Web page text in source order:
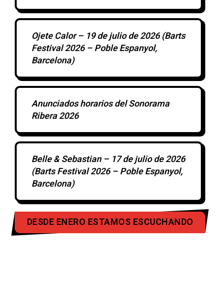
Ojete Calor – 19 de julio de 2026 (Barts
Festival 2026 – Poble Espanyol,
Barcelona)
Anunciados horarios del Sonorama
Ribera 2026
Belle & Sebastian – 17 de julio de 2026
(Barts Festival 2026 – Poble Espanyol,
Barcelona)
DESDE ENERO ESTAMOS ESCUCHANDO